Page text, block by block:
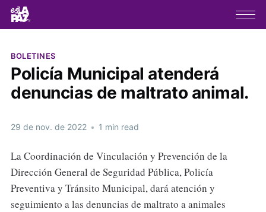
BOLETINES
Policía Municipal atenderá
denuncias de maltrato animal.
29 de nov. de 2022 • 1 min read
La Coordinación de Vinculación y Prevención de la
Dirección General de Seguridad Pública, Policía
Preventiva y Tránsito Municipal, dará atención y
seguimiento a las denuncias de maltrato a animales